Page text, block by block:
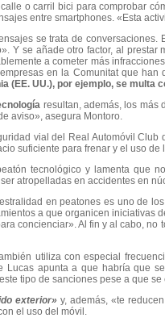
o carril bici para comprobar
entre smartphones. «Esta
se trata de
Y se añade otro factor, al
a cometer más
en la Comunitat que
(EE. UU.), por ejemplo, se
resultan, además, los más
aviso», asegura Montoro.
vial del Real Automóvil
suficiente para frenar y el uso
tecnológico y lamenta que
atropelladas en accidentes en
en peatones es uno de
a que organicen
concienciar». Al fin y al cabo,
utiliza con especial
Lucas apunta a que habría que
tipo de sanciones pese a que
exterior»y, además, «te
el uso del móvil.